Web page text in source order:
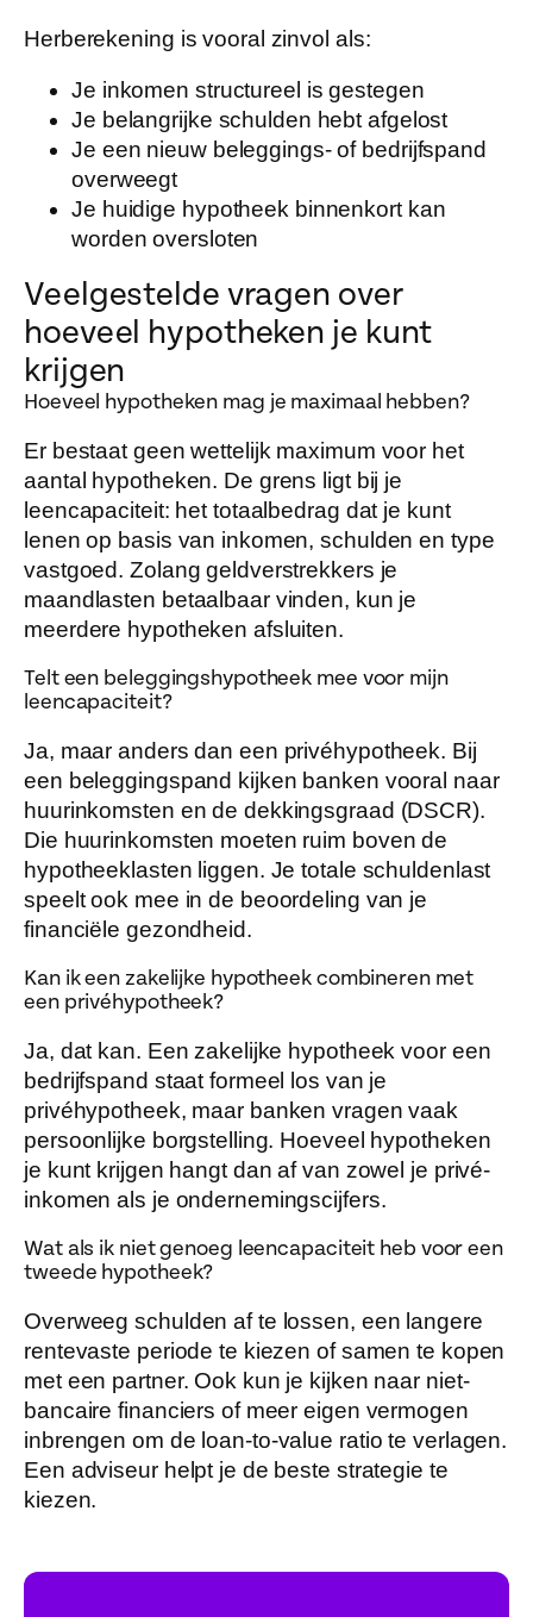
Herberekening is vooral zinvol als:
Je inkomen structureel is gestegen
Je belangrijke schulden hebt afgelost
Je een nieuw beleggings- of bedrijfspand
overweegt
Je huidige hypotheek binnenkort kan
worden oversloten
Veelgestelde vragen over
hoeveel hypotheken je kunt
krijgen
Hoeveel hypotheken mag je maximaal hebben?
Er bestaat geen wettelijk maximum voor het
aantal hypotheken. De grens ligt bij je
leencapaciteit: het totaalbedrag dat je kunt
lenen op basis van inkomen, schulden en type
vastgoed. Zolang geldverstrekkers je
maandlasten betaalbaar vinden, kun je
meerdere hypotheken afsluiten.
Telt een beleggingshypotheek mee voor mijn
leencapaciteit?
Ja, maar anders dan een privéhypotheek. Bij
een beleggingspand kijken banken vooral naar
huurinkomsten en de dekkingsgraad (DSCR).
Die huurinkomsten moeten ruim boven de
hypotheeklasten liggen. Je totale schuldenlast
speelt ook mee in de beoordeling van je
financiële gezondheid.
Kan ik een zakelijke hypotheek combineren met
een privéhypotheek?
Ja, dat kan. Een zakelijke hypotheek voor een
bedrijfspand staat formeel los van je
privéhypotheek, maar banken vragen vaak
persoonlijke borgstelling. Hoeveel hypotheken
je kunt krijgen hangt dan af van zowel je privé-
inkomen als je ondernemingscijfers.
Wat als ik niet genoeg leencapaciteit heb voor een
tweede hypotheek?
Overweeg schulden af te lossen, een langere
rentevaste periode te kiezen of samen te kopen
met een partner. Ook kun je kijken naar niet-
bancaire financiers of meer eigen vermogen
inbrengen om de loan-to-value ratio te verlagen.
Een adviseur helpt je de beste strategie te
kiezen.